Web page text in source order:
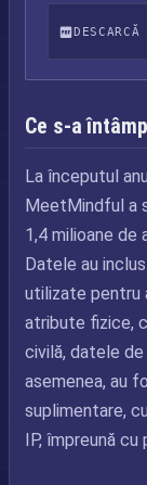
Ce s-a
La începutul
MeetMindful a
1,4 milioane de
Datele au
utilizate pentru
atribute fizice,
civilă, datele
asemenea, au
suplimentare,
IP, împreună